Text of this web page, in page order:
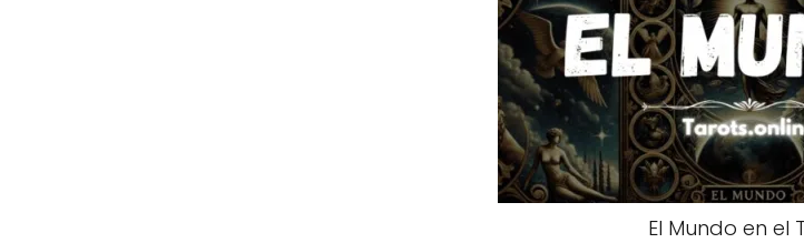
El Mundo en el